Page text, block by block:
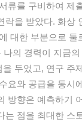
류를 구비하여 제
락을 받았다. 화상
대한 부분으로 둘
나의 경력이 지금
두었고, 연구 주
요와 공급을 동시
방향은 예측하기
는 점을 최대한 스